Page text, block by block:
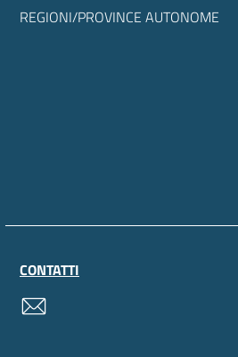
REGIONI/PROVINCE AUTONOME
CONTATTI